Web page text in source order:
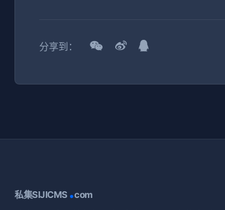
分享到：
私集SIJICMS .com